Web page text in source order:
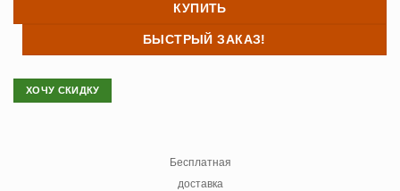
КУПИТЬ
БЫСТРЫЙ ЗАКАЗ!
ХОЧУ СКИДКУ
Бесплатная
доставка